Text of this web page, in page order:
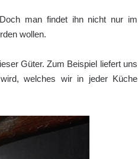
man findet ihn nicht nur im
wollen.
Güter. Zum Beispiel liefert uns
welches wir in jeder Küche